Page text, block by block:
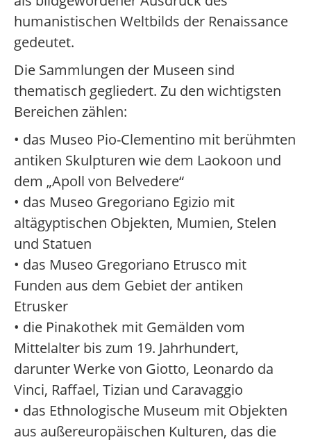
humanistischen Weltbilds der Renaissance
gedeutet.
Die Sammlungen der Museen sind
thematisch gegliedert. Zu den wichtigsten
Bereichen zählen:
• das Museo Pio-Clementino mit berühmten
antiken Skulpturen wie dem Laokoon und
dem „Apoll von Belvedere“
• das Museo Gregoriano Egizio mit
altägyptischen Objekten, Mumien, Stelen
und Statuen
• das Museo Gregoriano Etrusco mit
Funden aus dem Gebiet der antiken
Etrusker
• die Pinakothek mit Gemälden vom
Mittelalter bis zum 19. Jahrhundert,
darunter Werke von Giotto, Leonardo da
Vinci, Raffael, Tizian und Caravaggio
• das Ethnologische Museum mit Objekten
aus außereuropäischen Kulturen, das die